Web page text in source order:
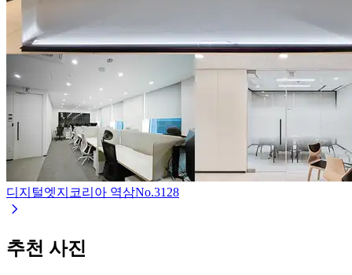
디지털엣지코리아 역삼No.3128
추천 사진